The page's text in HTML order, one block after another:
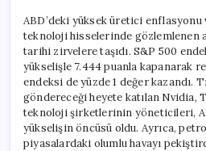
ABD’deki yüksek üretici
teknoloji hisselerinde gözlemlenen
tarihi zirvelere taşıdı. S&P 500
yükselişle 7.444 puanla kapanarak
endeksi de yüzde 1 değer kazandı.
göndereceği heyete katılan Nvidia,
teknoloji şirketlerinin yöneticileri,
yükselişin öncüsü oldu. Ayrıca,
piyasalardaki olumlu havayı